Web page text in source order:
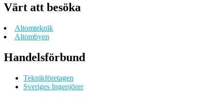
Värt att besöka
Altomteknik
Altombyen
Handelsförbund
Teknikföretagen
Sveriges Ingenjörer